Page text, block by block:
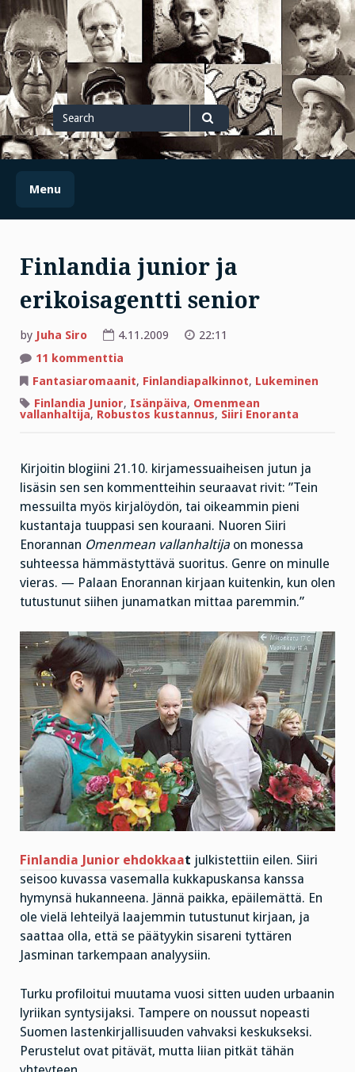
Skip
to
content
Search
for
Search
Menu
Finlandia junior ja
erikoisagentti senior
by Juha Siro 4.11.2009
22:11
11 kommenttia
junior
erikoisagentti
senior
Fantasiaromaanit, Finlandiapalkinnot, Lukeminen
Finlandia Junior, Isänpäiva, Omenmean
vallanhaltija, Robustos kustannus, Siiri Enoranta
Kirjoitin blogiini 21.10. kirjamessuaiheisen jutun ja
lisäsin sen sen kommentteihin seuraavat rivit: ”Tein
messuilta myös kirjalöydön, tai oikeammin pieni
kustantaja tuuppasi sen kouraani. Nuoren Siiri
Enorannan Omenmean vallanhaltija on monessa
suhteessa hämmästyttävä suoritus. Genre on minulle
vieras. — Palaan Enorannan kirjaan kuitenkin, kun olen
tutustunut siihen junamatkan mittaa paremmin.”
Finlandia Junior ehdokkaat julkistettiin eilen. Siiri
seisoo kuvassa vasemalla kukkapuskansa kanssa
hymynsä hukanneena. Jännä paikka, epäilemättä. En
ole vielä lehteilyä laajemmin tutustunut kirjaan, ja
saattaa olla, että se päätyykin sisareni tyttären
Jasminan tarkempaan analyysiin.
Turku profiloitui muutama vuosi sitten uuden urbaanin
lyriikan syntysijaksi. Tampere on noussut nopeasti
Suomen lastenkirjallisuuden vahvaksi keskukseksi.
Perustelut ovat pitävät, mutta liian pitkät tähän